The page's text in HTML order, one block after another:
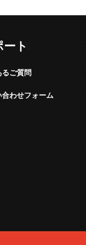
ト
るご質問
合わせフォーム